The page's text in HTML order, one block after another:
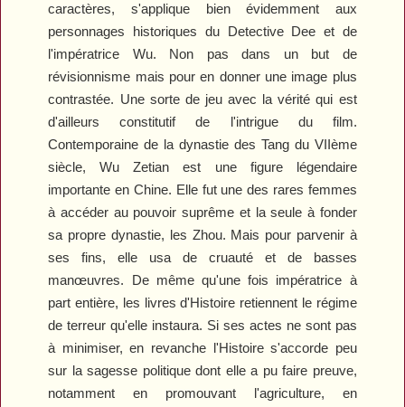
caractères, s'applique bien évidemment aux
personnages historiques du Detective Dee et de
l'impératrice Wu. Non pas dans un but de
révisionnisme mais pour en donner une image plus
contrastée. Une sorte de jeu avec la vérité qui est
d'ailleurs constitutif de l'intrigue du film.
Contemporaine de la dynastie des Tang du VIIème
siècle, Wu Zetian est une figure légendaire
importante en Chine. Elle fut une des rares femmes
à accéder au pouvoir suprême et la seule à fonder
sa propre dynastie, les Zhou. Mais pour parvenir à
ses fins, elle usa de cruauté et de basses
manœuvres. De même qu'une fois impératrice à
part entière, les livres d'Histoire retiennent le régime
de terreur qu'elle instaura. Si ses actes ne sont pas
à minimiser, en revanche l'Histoire s'accorde peu
sur la sagesse politique dont elle a pu faire preuve,
notamment en promouvant l'agriculture, en